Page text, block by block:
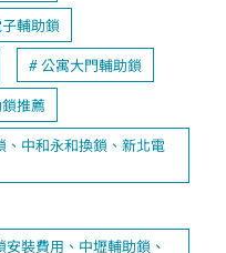
輔助鎖
公寓大門輔助鎖
推薦
、中和永和換鎖、新北電
裝費用、中壢輔助鎖、